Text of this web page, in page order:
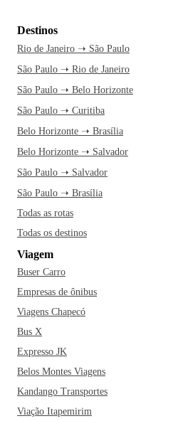
Destinos
Rio de Janeiro ➝ São Paulo
São Paulo ➝ Rio de Janeiro
São Paulo ➝ Belo Horizonte
São Paulo ➝ Curitiba
Belo Horizonte ➝ Brasília
Belo Horizonte ➝ Salvador
São Paulo ➝ Salvador
São Paulo ➝ Brasília
Todas as rotas
Todas os destinos
Viagem
Buser Carro
Empresas de ônibus
Viagens Chapecó
Bus X
Expresso JK
Belos Montes Viagens
Kandango Transportes
Viação Itapemirim